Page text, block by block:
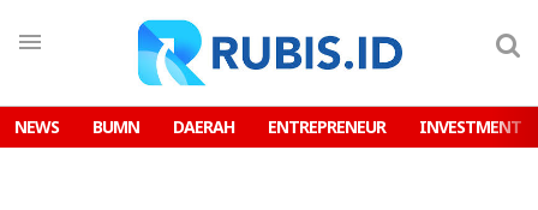
NEWS BUMN DAERAH ENTREPRENEUR INVESTMENT